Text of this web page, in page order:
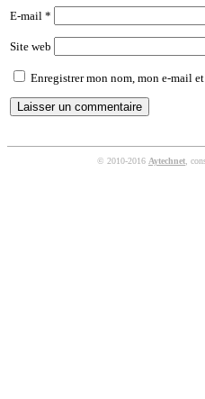
E-mail *
Site web
Enregistrer mon nom, mon e-mail
© 2010-2016 Aytechnet ,